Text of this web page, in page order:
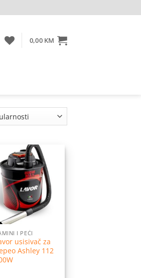
0,00 KM
Dodaj
na
listu
želja
I PEĆI
usisivač za
Ashley 112